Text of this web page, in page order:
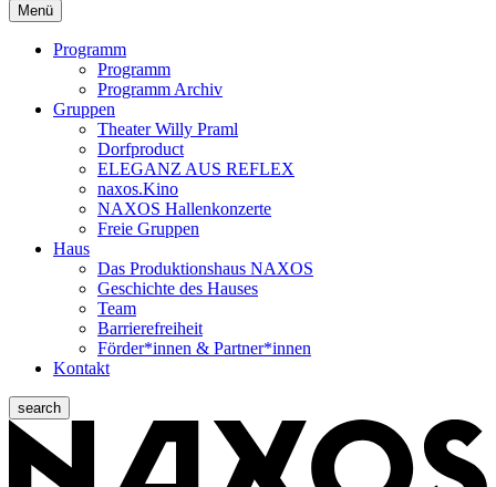
Menü
Programm
Programm
Programm Archiv
Gruppen
Theater Willy Praml
Dorfproduct
ELEGANZ AUS REFLEX
naxos.Kino
NAXOS Hallenkonzerte
Freie Gruppen
Haus
Das Produktionshaus NAXOS
Geschichte des Hauses
Team
Barrierefreiheit
Förder*innen & Partner*innen
Kontakt
search